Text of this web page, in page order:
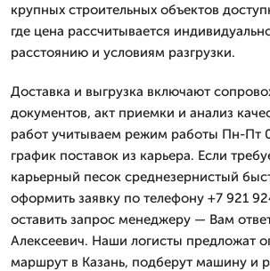
крупных строительных объектов
где цена рассчитывается
расстоянию и условиям разгрузки.
Доставка и выгрузка включают
документов, акт приемки и анализ
работ учитываем режим работы Пн-Пт
график поставок из карьера. Если
карьерный песок среднезернистый
оформить заявку по телефону +7 921
оставить запрос менеджеру — Вам
Алексеевич. Наши логисты предложат
маршрут в Казань, подберут машину и